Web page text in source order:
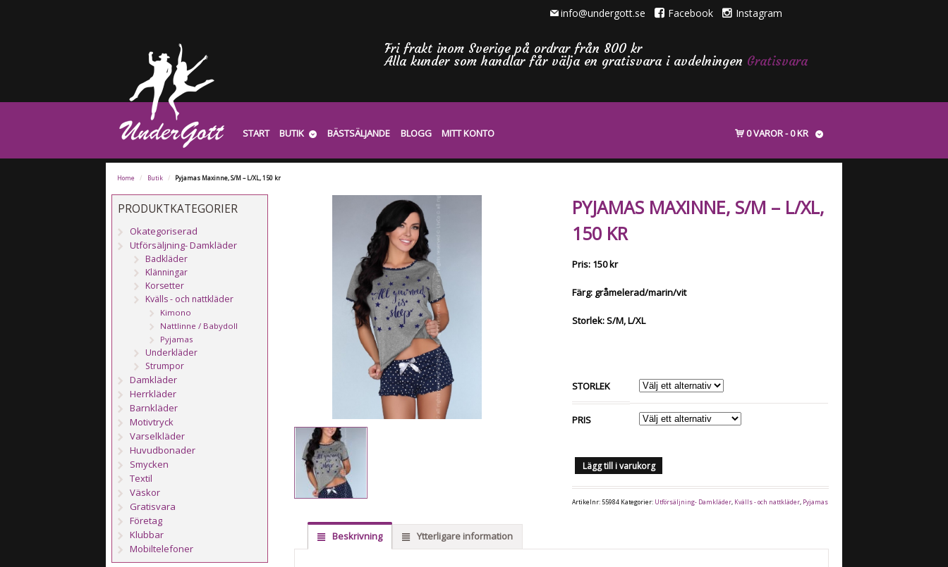
info@undergott.se Facebook Instagram
Fri frakt inom Sverige på ordrar från 800 kr
Alla kunder som handlar får välja en gratisvara i avdelningen Gratisvara
START BUTIK BÄSTSÄLJANDE BLOGG MITT KONTO 0 VAROR 0 KR
Home / Butik / Pyjamas Maxinne, S/M – L/XL, 150 kr
PYJAMAS MAXINNE, S/M – L/XL,
150 KR
Pris: 150 kr
Färg: gråmelerad/marin/vit
Storlek: S/M, L/XL
STORLEK
PRIS
Lägg till i varukorg
Artikelnr: 55984 Kategorier: Utförsäljning- Damkläder, Kvälls - och nattkläder, Pyjamas
Beskrivning Ytterligare information
PRODUKTKATEGORIER
Okategoriserad
Utförsäljning- Damkläder
Badkläder
Klänningar
Korsetter
Kvälls - och nattkläder
Kimono
Nattlinne / Babydoll
Pyjamas
Underkläder
Strumpor
Damkläder
Herrkläder
Barnkläder
Motivtryck
Varselkläder
Huvudbonader
Smycken
Textil
Väskor
Gratisvara
Företag
Klubbar
Mobiltelefoner